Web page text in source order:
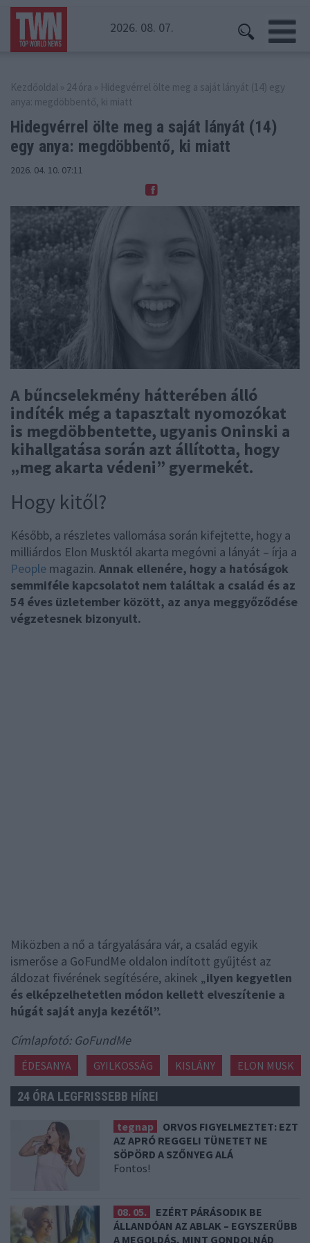
2026. 08. 07.
Kezdőoldal » 24 óra » Hidegvérrel ölte meg a saját lányát (14) egy
anya: megdöbbentő, ki miatt
Hidegvérrel ölte meg a saját lányát (14)
egy anya: megdöbbentő, ki miatt
2026. 04. 10. 07:11
A bűncselekmény hátterében álló
indíték még a tapasztalt nyomozókat
is megdöbbentette, ugyanis Oninski a
kihallgatása során azt állította, hogy
„meg akarta védeni” gyermekét.
Hogy kitől?
Később, a részletes vallomása során kifejtette, hogy a
milliárdos Elon Musktól akarta megóvni a lányát – írja a
People magazin. Annak ellenére, hogy a hatóságok
semmiféle kapcsolatot nem találtak a család és az
54 éves üzletember között, az anya meggyőződése
végzetesnek bizonyult.
Miközben a nő a tárgyalására vár, a család egyik
ismerőse a GoFundMe oldalon indított gyűjtést az
áldozat fivérének segítésére, akinek „ilyen kegyetlen
és elképzelhetetlen módon kellett elveszítenie a
húgát saját anyja kezétől”.
Címlapfotó: GoFundMe
ÉDESANYA GYILKOSSÁG KISLÁNY ELON MUSK
24 ÓRA LEGFRISSEBB HÍREI
tegnap
ORVOS FIGYELMEZTET: EZT
AZ APRÓ REGGELI TÜNETET NE
SÖPÖRD A SZŐNYEG ALÁ
Fontos!
08. 05.
EZÉRT PÁRÁSODIK BE
ÁLLANDÓAN AZ ABLAK – EGYSZERŰBB
A MEGOLDÁS, MINT GONDOLNÁD